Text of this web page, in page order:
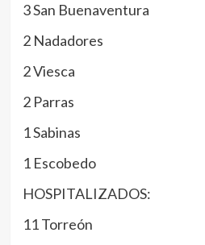
3 San Buenaventura
2 Nadadores
2 Viesca
2 Parras
1 Sabinas
1 Escobedo
HOSPITALIZADOS:
11 Torreón